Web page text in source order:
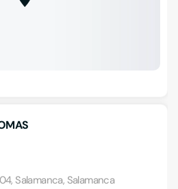
Salamanca, Salamanca